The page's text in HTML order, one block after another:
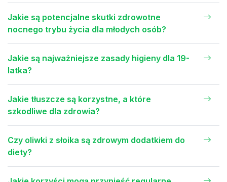
Jakie są potencjalne skutki zdrowotne
nocnego trybu życia dla młodych osób?
Jakie są najważniejsze zasady higieny dla 19-
latka?
Jakie tłuszcze są korzystne, a które
szkodliwe dla zdrowia?
Czy oliwki z słoika są zdrowym dodatkiem do
diety?